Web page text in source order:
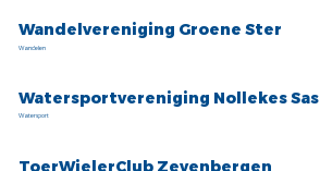
Wandelen
Wandelvereniging Groene Ster
Watersport
Watersportvereniging Nollekes Sas
ToerWielerClub Zevenbergen